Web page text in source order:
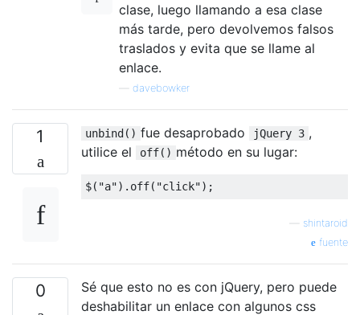
clase, luego llamando a esa clase
más tarde, pero devolvemos falsos
traslados y evita que se llame al
enlace.
davebowker
1 unbind() fue desaprobado jQuery 3 ,
utilice el
off() método en su lugar:
$( "a"). off( "click");
shintaroid
fuente
0
Sé que esto no es con jQuery, pero puede
deshabilitar un enlace con algunos css